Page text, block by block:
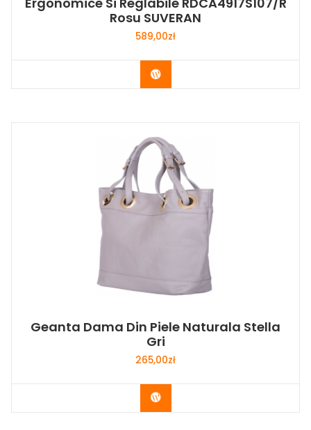
Rosu SUVERAN
589,00zł
Buy Now
Geanta Dama Din Piele Naturala Stella
Gri
265,00zł
Buy Now